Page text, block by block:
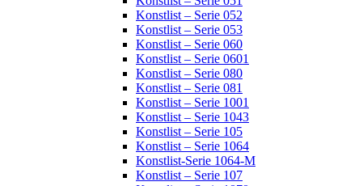
Konstlist – Serie 052
Konstlist – Serie 053
Konstlist – Serie 060
Konstlist – Serie 0601
Konstlist – Serie 080
Konstlist – Serie 081
Konstlist – Serie 1001
Konstlist – Serie 1043
Konstlist – Serie 105
Konstlist – Serie 1064
Konstlist-Serie 1064-M
Konstlist – Serie 107